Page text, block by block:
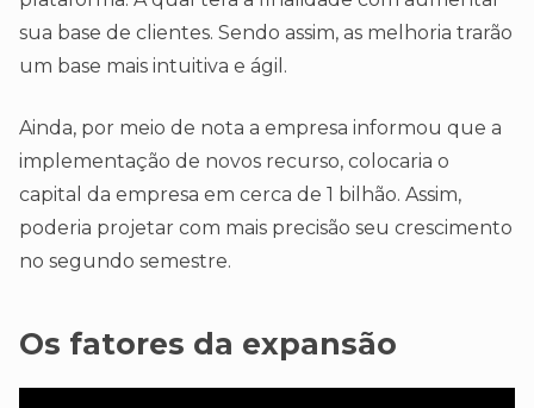
sua base de clientes. Sendo assim, as melhoria trarão
um base mais intuitiva e ágil.
Ainda, por meio de nota a empresa informou que a
implementação de novos recurso, colocaria o
capital da empresa em cerca de 1 bilhão. Assim,
poderia projetar com mais precisão seu crescimento
no segundo semestre.
Os fatores da expansão